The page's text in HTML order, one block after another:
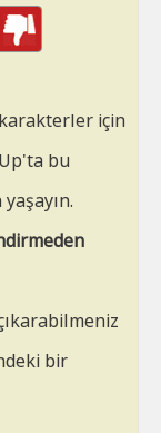
için
bu
bir